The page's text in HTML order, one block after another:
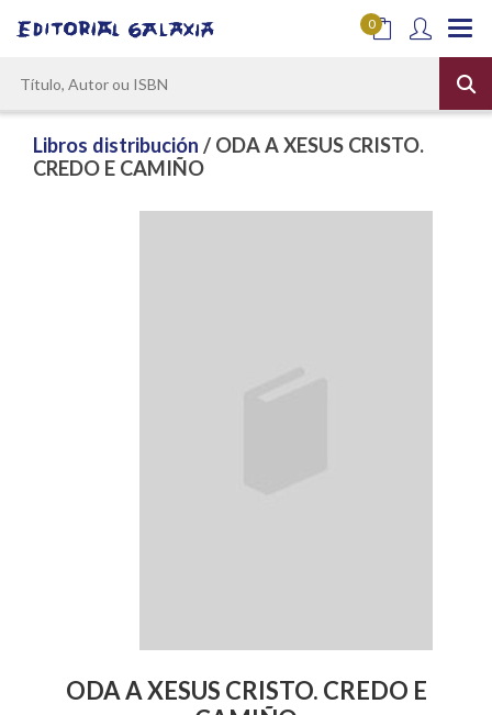
0
Libros distribución / ODA A XESUS CRISTO.
CREDO E CAMIÑO
ODA A XESUS CRISTO. CREDO E